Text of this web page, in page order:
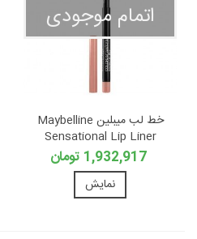
اتمام موجودی
خط لب میبلین Maybelline
Sensational Lip Liner
1,932,917 تومان
نمایش